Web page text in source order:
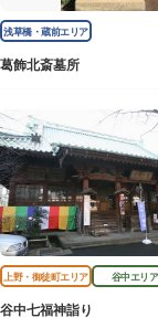
浅草橋・蔵前エリア
葛飾北斎墓所
上野・御徒町エリア 谷中エリア
谷中七福神詣り